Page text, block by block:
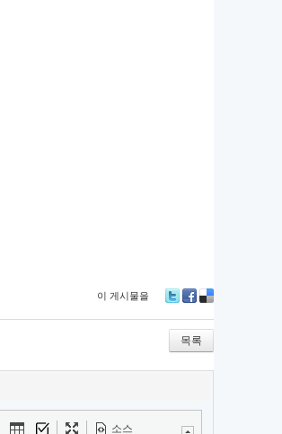
이 게시물을
목록
소스